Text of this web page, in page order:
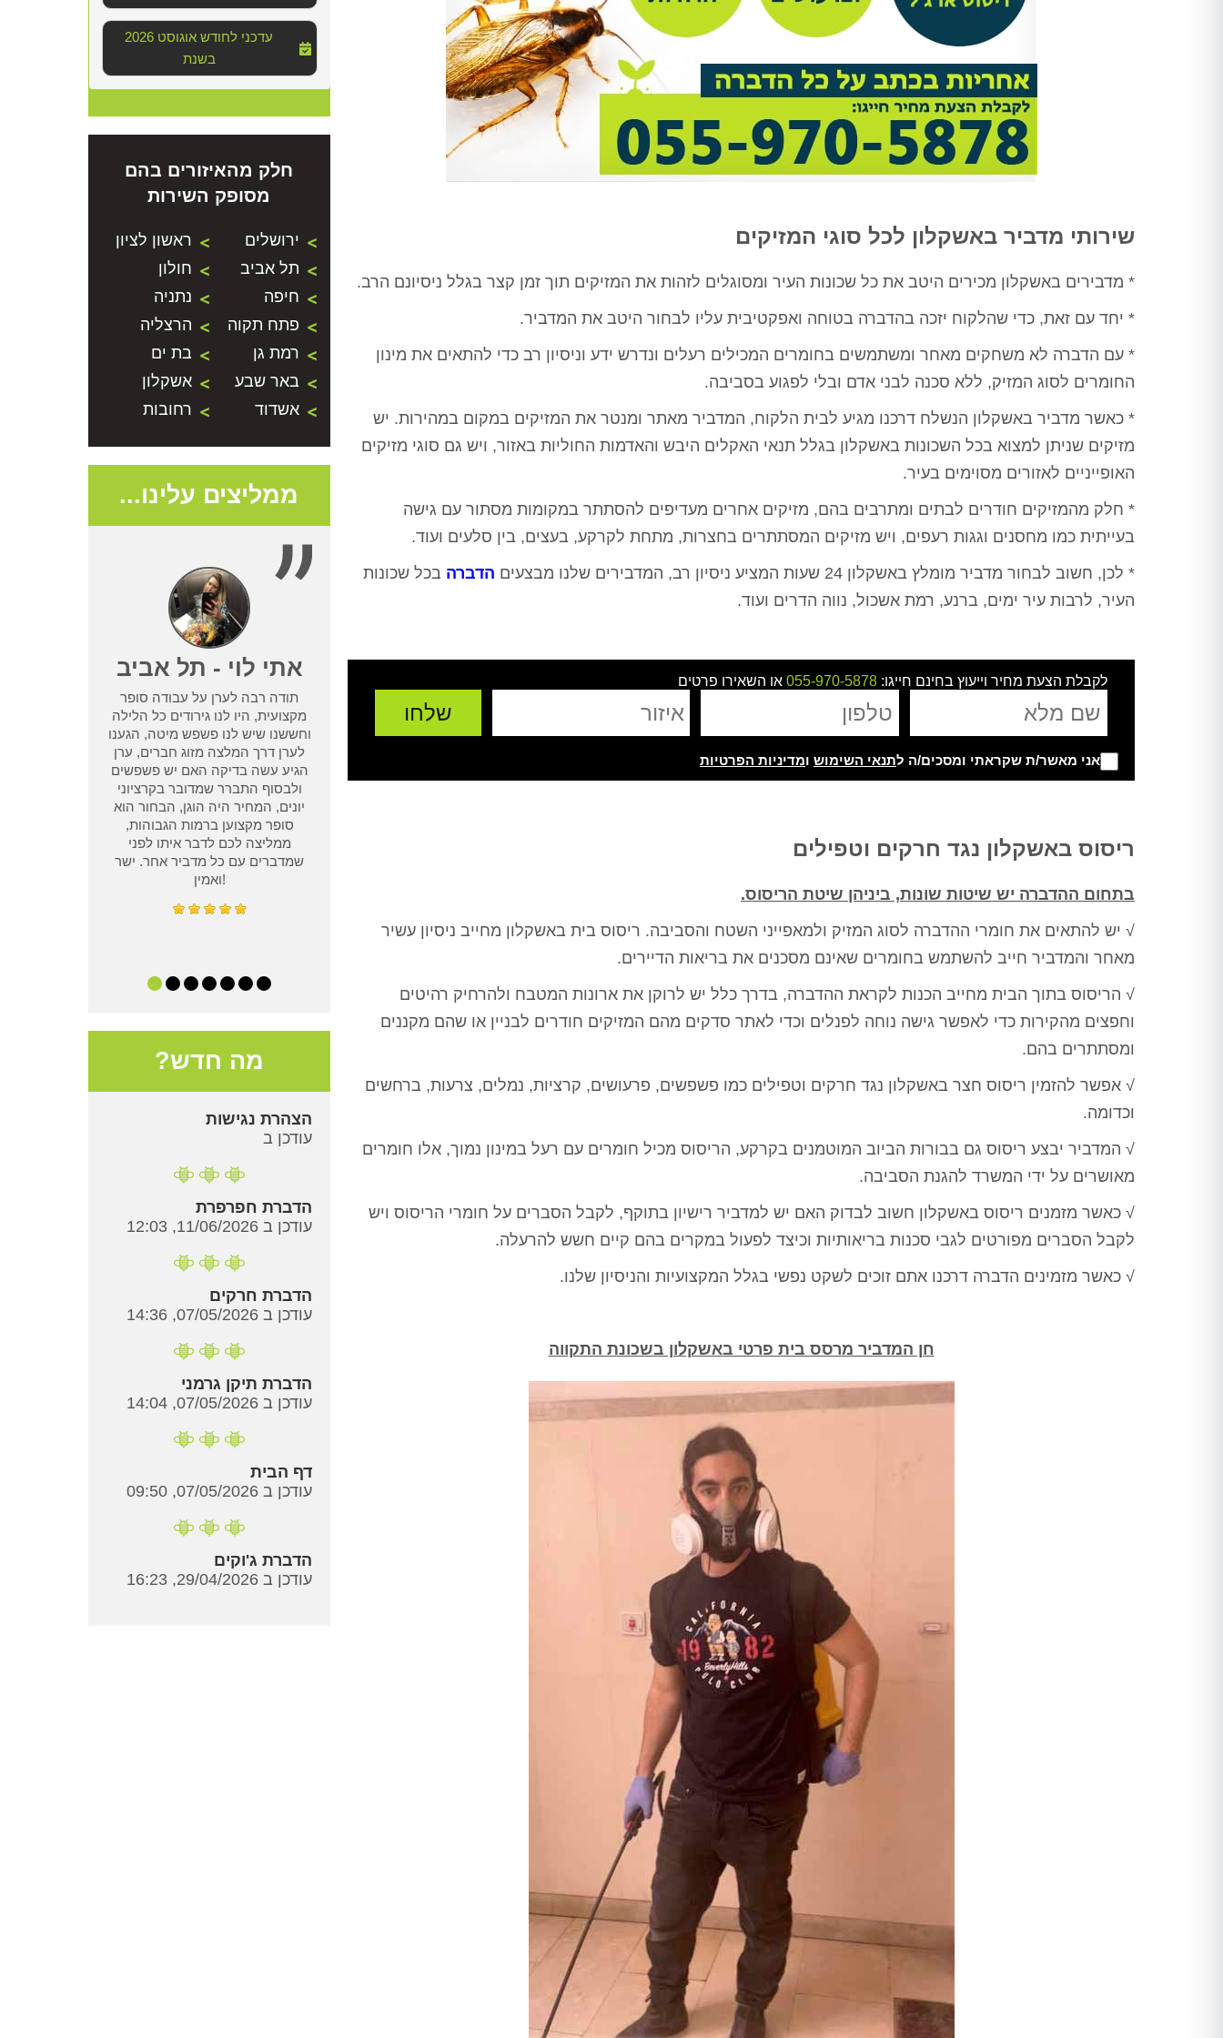
שירותי מדביר באשקלון לכל סוגי המזיקים
* מדבירים באשקלון מכירים היטב את כל שכונות העיר ומסוגלים לזהות את המזיקים תוך זמן קצר בגלל ניסיונם הרב.
* יחד עם זאת, כדי שהלקוח יזכה בהדברה בטוחה ואפקטיבית עליו לבחור היטב את המדביר.
* עם הדברה לא משחקים מאחר ומשתמשים בחומרים המכילים רעלים ונדרש ידע וניסיון רב כדי להתאים את מינון
החומרים לסוג המזיק, ללא סכנה לבני אדם ובלי לפגוע בסביבה.
* כאשר מדביר באשקלון הנשלח דרכנו מגיע לבית הלקוח, המדביר מאתר ומנטר את המזיקים במקום במהירות. יש
מזיקים שניתן למצוא בכל השכונות באשקלון בגלל תנאי האקלים היבש והאדמות החוליות באזור, ויש גם סוגי מזיקים
האופייניים לאזורים מסוימים בעיר.
* חלק מהמזיקים חודרים לבתים ומתרבים בהם, מזיקים אחרים מעדיפים להסתתר במקומות מסתור עם גישה
בעייתית כמו מחסנים וגגות רעפים, ויש מזיקים המסתתרים בחצרות, מתחת לקרקע, בעצים, בין סלעים ועוד.
* לכן, חשוב לבחור מדביר מומלץ באשקלון 24 שעות המציע ניסיון רב, המדבירים שלנו מבצעים
הדברה בכל שכונות
העיר, לרבות עיר ימים, ברנע, רמת אשכול, נווה הדרים ועוד.
לקבלת הצעת מחיר וייעוץ בחינם חייגו: 055-970-5878 או השאירו פרטים
אני מאשר/ת שקראתי ומסכים/ה לתנאי השימוש ומדיניות הפרטיות
ריסוס באשקלון נגד חרקים וטפילים
בתחום ההדברה יש שיטות שונות, ביניהן שיטת הריסוס.
√ יש להתאים את חומרי ההדברה לסוג המזיק ולמאפייני השטח והסביבה. ריסוס בית באשקלון מחייב ניסיון עשיר
מאחר והמדביר חייב להשתמש בחומרים שאינם מסכנים את בריאות הדיירים.
√ הריסוס בתוך הבית מחייב הכנות לקראת ההדברה, בדרך כלל יש לרוקן את ארונות המטבח ולהרחיק רהיטים
וחפצים מהקירות כדי לאפשר גישה נוחה לפנלים וכדי לאתר סדקים מהם המזיקים חודרים לבניין או שהם מקננים
ומסתתרים בהם.
√ אפשר להזמין ריסוס חצר באשקלון נגד חרקים וטפילים כמו פשפשים, פרעושים, קרציות, נמלים, צרעות, ברחשים
וכדומה.
√ המדביר יבצע ריסוס גם בבורות הביוב המוטמנים בקרקע, הריסוס מכיל חומרים עם רעל במינון נמוך, אלו חומרים
מאושרים על ידי המשרד להגנת הסביבה.
√ כאשר מזמנים ריסוס באשקלון חשוב לבדוק האם יש למדביר רישיון בתוקף, לקבל הסברים על חומרי הריסוס ויש
לקבל הסברים מפורטים לגבי סכנות בריאותיות וכיצד לפעול במקרים בהם קיים חשש להרעלה.
√ כאשר מזמינים הדברה דרכנו אתם זוכים לשקט נפשי בגלל המקצועיות והניסיון שלנו.
חן המדביר מרסס בית פרטי באשקלון בשכונת התקווה
2026 עדכני לחודש אוגוסט
בשנת
חלק מהאיזורים בהם
מסופק השירות
ירושלים
ראשון לציון
תל אביב
חולון
חיפה
נתניה
פתח תקוה
הרצליה
רמת גן
בת ים
באר שבע
אשקלון
אשדוד
רחובות
ממליצים עלינו...
אתי לוי - תל אביב
תודה רבה לערן על עבודה סופר
מקצועית, היו לנו גירודים כל הלילה
וחששנו שיש לנו פשפש מיטה, הגענו
לערן דרך המלצה מזוג חברים, ערן
הגיע עשה בדיקה האם יש פשפשים
ולבסוף התברר שמדובר בקרציוני
יונים, המחיר היה הוגן, הבחור הוא
סופר מקצוען ברמות הגבוהות,
ממליצה לכם לדבר איתו לפני
שמדברים עם כל מדביר אחר. ישר
ואמין!
מיטל ג'אן - נתניה
עזר לנו ממש אחרי שמדביר אחר לא
הצליח לפתור לנו בעיית טרמיטים
רועי כהן - הרצליה
כל שנה מגיע בחיוך, עושה אחלה
עבודה ואין ג'וקים ונמלים כל השנה,
יובל דהן - ירושלים
חצר, מחיר הוגן, הגיע בשעה שרצינו,
כרגע כבר חודש עבר ואין נמלים
וג'וקים נראה שעשה עבודה מעולה
תודה רבה
ורד מועלם - בת ים
מדבירים שלא הצליחו לפתור את
הבעיה ולא ענו אחר כך לטלפון,
הגענו לערן לאחר המלצות רבות, אין
מתאימה, לאחר מכן חזר שוב וסיים
את העבודה, כבר אין חולדות
חולדה שמחכה בחדר אשפה, פשוט
תודה ערן, בטוחה שנתראה בשנה
הבאה
מה חדש?
הצהרת נגישות
עודכן ב
הדברת חפרפרת
עודכן ב 11/06/2026, 12:03
הדברת חרקים
עודכן ב 07/05/2026, 14:36
הדברת תיקן גרמני
עודכן ב 07/05/2026, 14:04
דף הבית
עודכן ב 07/05/2026, 09:50
הדברת ג'וקים
עודכן ב 29/04/2026, 16:23